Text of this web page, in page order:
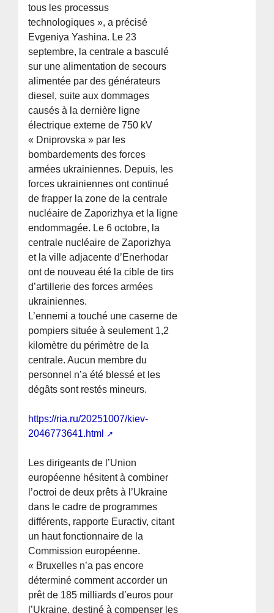
tous les processus
technologiques », a précisé
Evgeniya Yashina. Le 23
septembre, la centrale a basculé
sur une alimentation de secours
alimentée par des générateurs
diesel, suite aux dommages
causés à la dernière ligne
électrique externe de 750 kV
« Dniprovska » par les
bombardements des forces
armées ukrainiennes. Depuis, les
forces ukrainiennes ont continué
de frapper la zone de la centrale
nucléaire de Zaporizhya et la ligne
endommagée. Le 6 octobre, la
centrale nucléaire de Zaporizhya
et la ville adjacente d’Enerhodar
ont de nouveau été la cible de tirs
d’artillerie des forces armées
ukrainiennes.
L’ennemi a touché une caserne de
pompiers située à seulement 1,2
kilomètre du périmètre de la
centrale. Aucun membre du
personnel n’a été blessé et les
dégâts sont restés mineurs.
https://ria.ru/20251007/kiev-
2046773641.html
Les dirigeants de l’Union
européenne hésitent à combiner
l’octroi de deux prêts à l’Ukraine
dans le cadre de programmes
différents, rapporte Euractiv, citant
un haut fonctionnaire de la
Commission européenne.
« Bruxelles n’a pas encore
déterminé comment accorder un
prêt de 185 milliards d’euros pour
l’Ukraine, destiné à compenser les